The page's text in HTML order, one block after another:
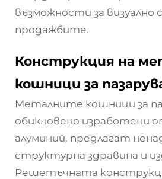
възможности за визуално
продажбите.
Конструкция на
кошници за
Металните кошници за
обикновено изработени
алуминий, предлагат
структурна здравина и
Решетъчната